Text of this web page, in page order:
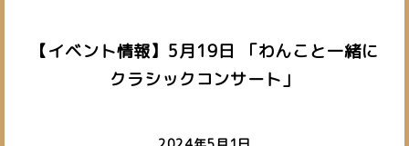
【イベント情報】5月19日 「わんこと一緒に
クラシックコンサート」